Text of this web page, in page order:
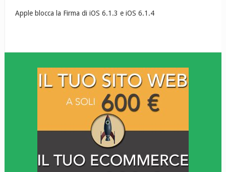
Apple blocca la Firma di iOS 6.1.3 e iOS 6.1.4